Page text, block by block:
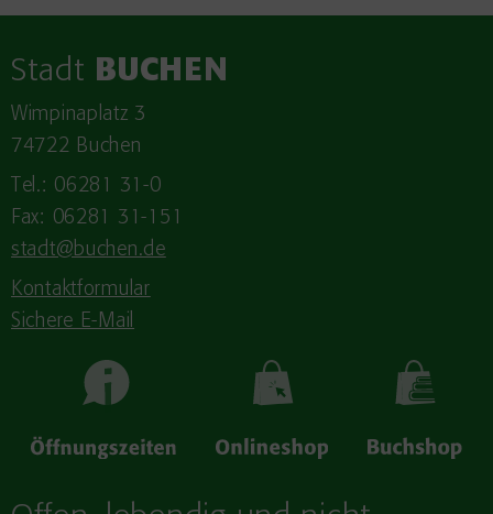
Stadt BUCHEN
Wimpinaplatz 3
74722 Buchen
Tel.: 06281 31-0
Fax: 06281 31-151
stadt@buchen.de
Kontaktformular
Sichere E-Mail